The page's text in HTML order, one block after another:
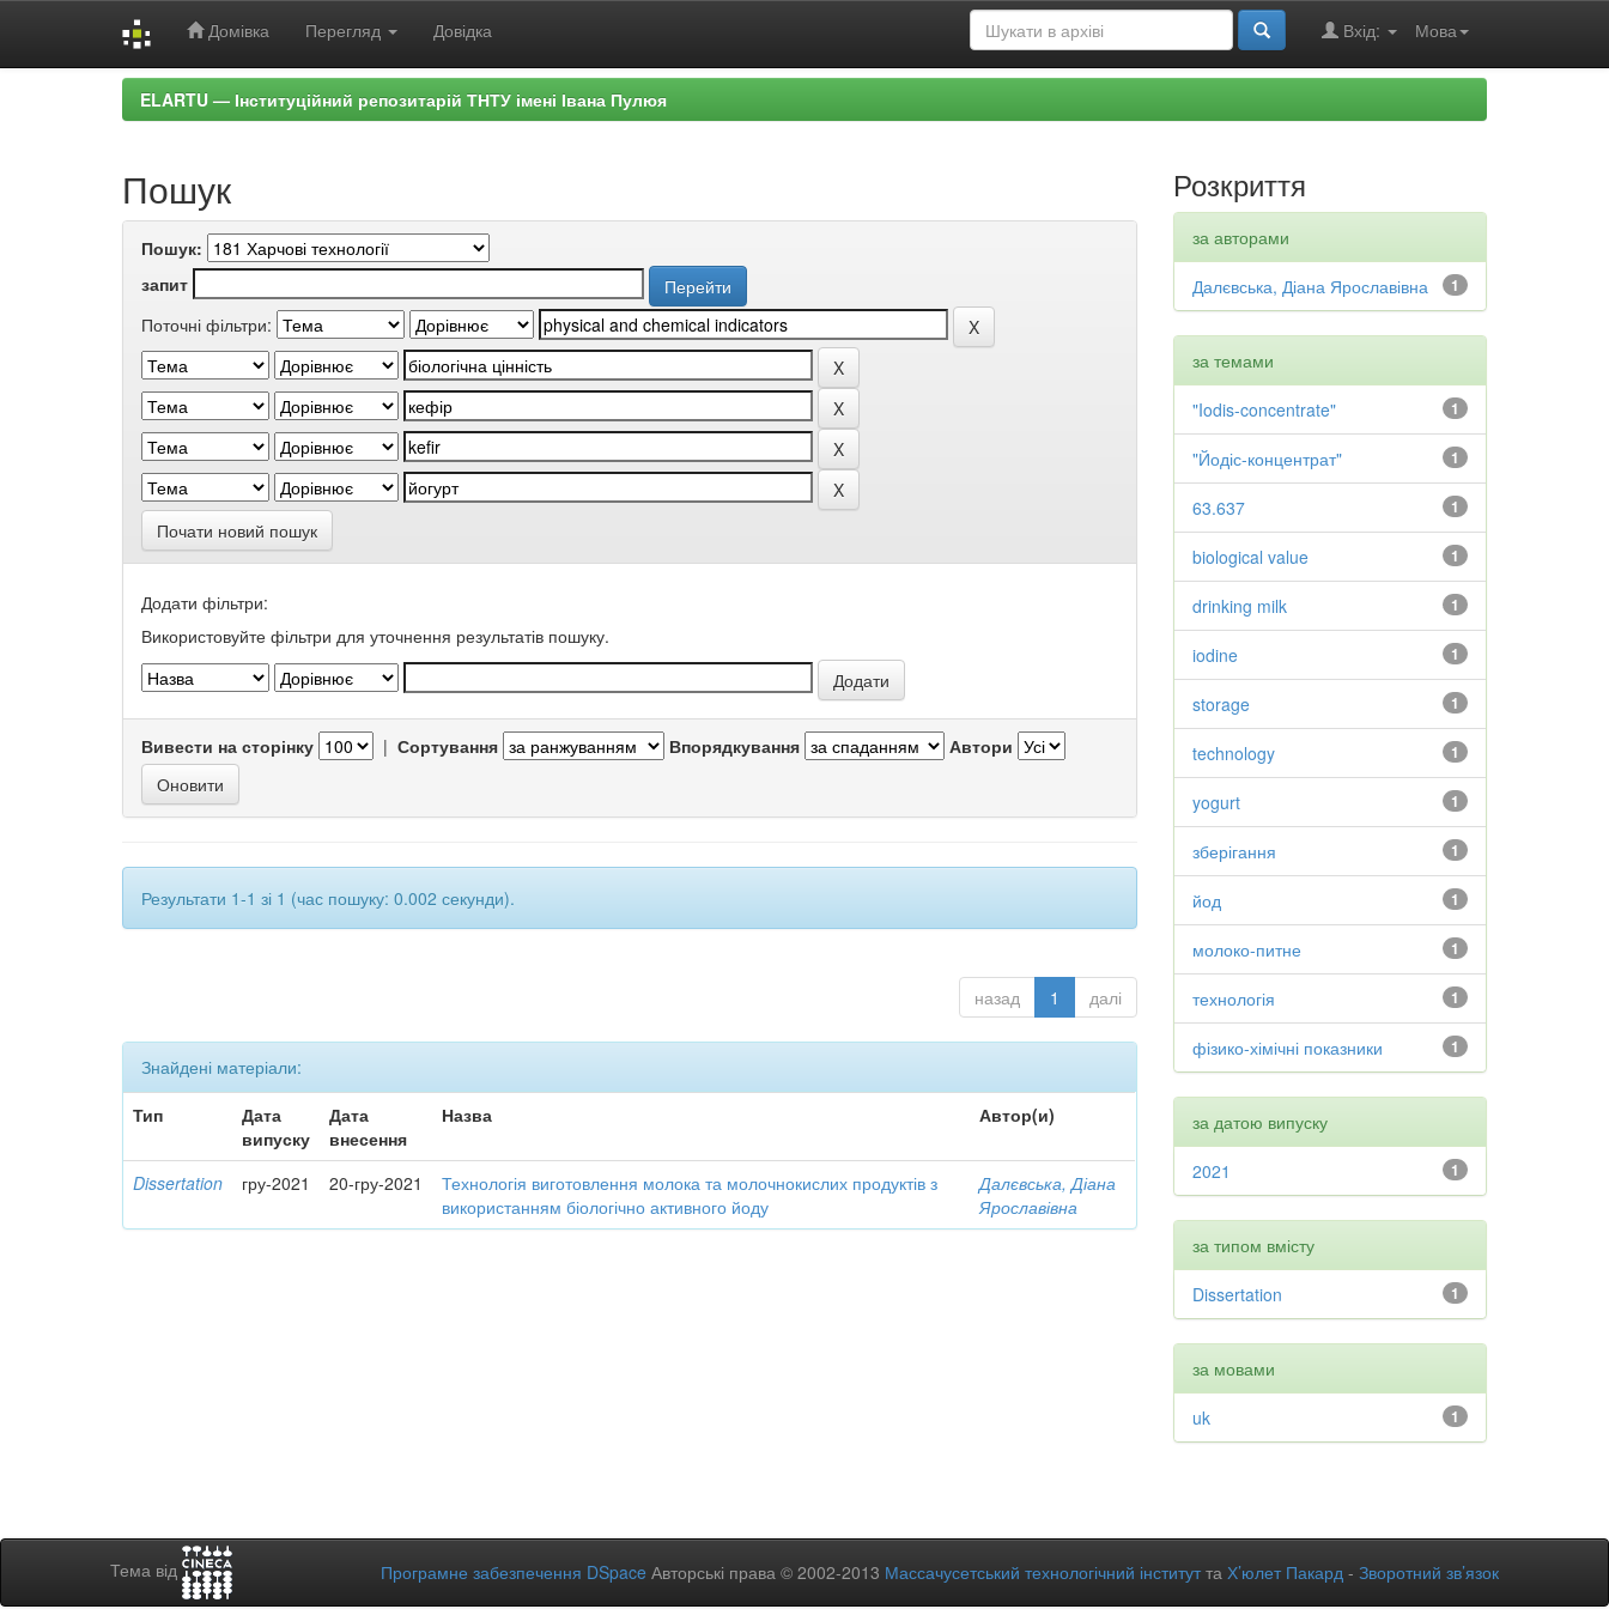
Домівка Перегляд Довідка Мова
Вхід:
ELARTU — Інституційний репозитарій ТНТУ імені Івана Пулюя
Пошук
Пошук:
запит
Поточні фільтри:
Почати новий пошук
Додати фільтри:
Використовуйте фільтри для уточнення результатів пошуку.
Вивести на сторінку | Сортування Впорядкування Автори
Результати 1-1 зі 1 (час пошуку: 0.002 секунди).
назад 1 далі
Знайдені матеріали:
Тип
Дата
випуску
Дата
внесення
Назва Автор(и)
Dissertation гру-2021 20-гру-2021
Технологія виготовлення молока та молочнокислих продуктів з
використанням біологічно активного йоду
Далєвська, Діана
Ярославівна
Розкриття
за авторами
1
Далєвська, Діана Ярославівна
за темами
1
"Iodis-concentrate"
1
"Йодіс-концентрат"
1
63.637
1
biological value
1
drinking milk
1
iodine
1
storage
1
technology
1
yogurt
1
зберігання
1
йод
1
молоко-питне
1
технологія
1
фізико-хімічні показники
за датою випуску
1
2021
за типом вмісту
1
Dissertation
за мовами
1
uk
Тема від Програмне забезпечення DSpace Авторські права © 2002-2013 Массачусетський технологічний інститутта Х’юлет Пакард - Зворотний зв’язок